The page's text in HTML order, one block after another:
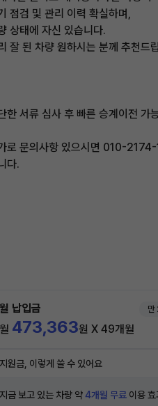
점검 및 관리 이력 확실하며,
상태에 자신 있습니다.
잘 된 차량 원하시는 분께 추천드
한 서류 심사 후 빠른 승계이전 가
로 문의사항 있으시면 010-
다.
월 납입금 만
월 473,363원 X 49개월
지원금, 이렇게 쓸 수 있어요
지금 보고 있는 차량 약 4개월 무료 이용 효